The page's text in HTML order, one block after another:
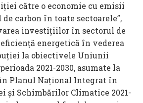
către o economie cu emisii
carbon în toate sectoarele”,
investiţiilor în sectorul de
energetică în vederea
la obiectivele Uniunii
2021-2030, asumate la
Planul Național Integrat în
și Schimbărilor Climatice 2021-